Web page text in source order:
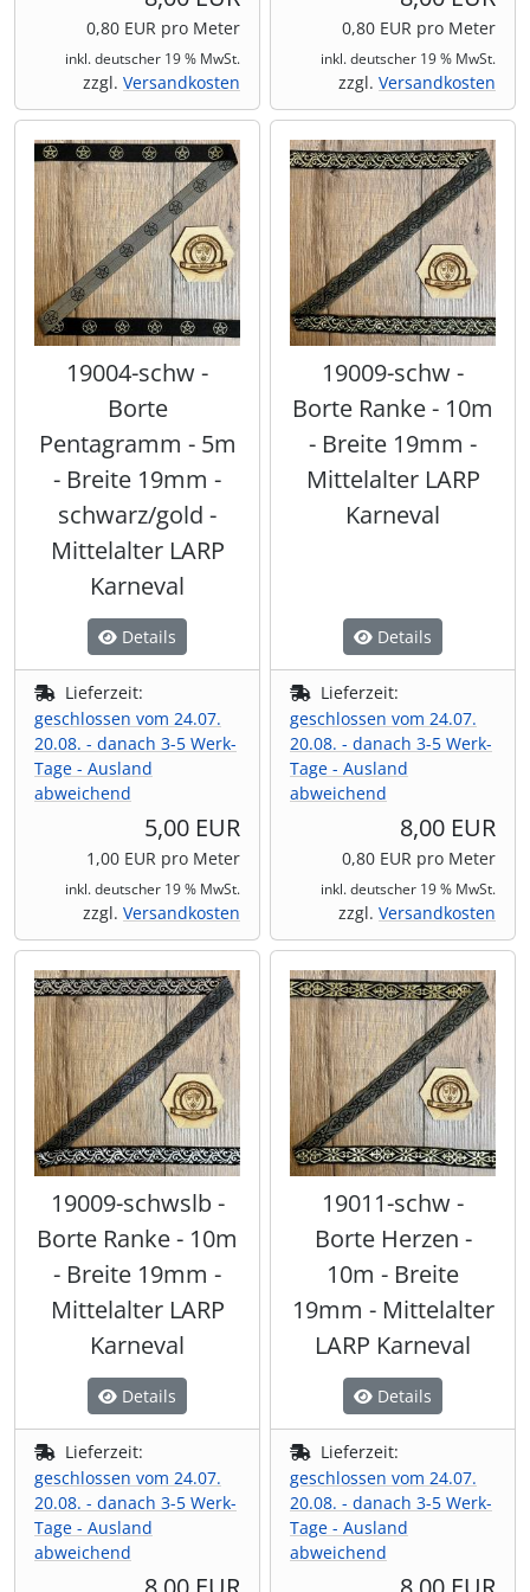
0,80 EUR pro Meter
inkl. deutscher 19 % MwSt.
zzgl. Versandkosten
0,80 EUR pro Meter
inkl. deutscher 19 % MwSt.
zzgl. Versandkosten
19004-schw -
Borte
Pentagramm - 5m
- Breite 19mm -
schwarz/gold -
Mittelalter LARP
Karneval
Details
Lieferzeit:
geschlossen vom 24.07.
20.08. - danach 3-5 Werk-
Tage - Ausland
abweichend
5,00 EUR
1,00 EUR pro Meter
inkl. deutscher 19 % MwSt.
zzgl. Versandkosten
19009-schw -
Borte Ranke - 10m
- Breite 19mm -
Mittelalter LARP
Karneval
Details
Lieferzeit:
geschlossen vom 24.07.
20.08. - danach 3-5 Werk-
Tage - Ausland
abweichend
8,00 EUR
0,80 EUR pro Meter
inkl. deutscher 19 % MwSt.
zzgl. Versandkosten
19009-schwslb -
Borte Ranke - 10m
- Breite 19mm -
Mittelalter LARP
Karneval
Details
Lieferzeit:
geschlossen vom 24.07.
20.08. - danach 3-5 Werk-
Tage - Ausland
abweichend
19011-schw -
Borte Herzen -
10m - Breite
19mm - Mittelalter
LARP Karneval
Details
Lieferzeit:
geschlossen vom 24.07.
20.08. - danach 3-5 Werk-
Tage - Ausland
abweichend
Shisha & Raucherbedarf
Steampunk (28)
Trinkflaschen & -schläuche (7)
Trinkhörner, Halter & Ständer (15)
Trommeln, Klagschalen & Musikinstrumente (37)
Truhen & Kisten
Umhängetaschen